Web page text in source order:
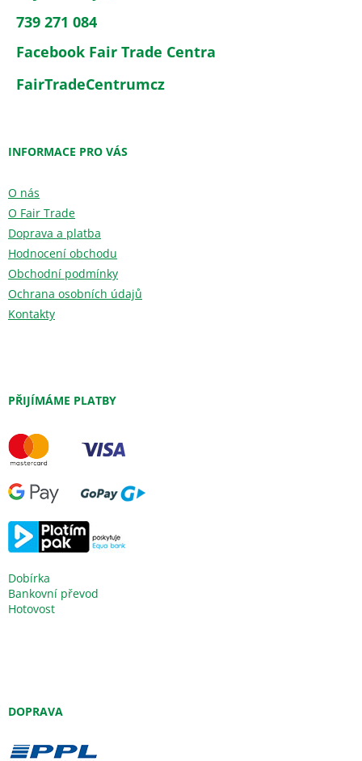
739 271 084
Facebook Fair Trade Centra
FairTradeCentrumcz
INFORMACE PRO VÁS
O nás
O Fair Trade
Doprava a platba
Hodnocení obchodu
Obchodní podmínky
Ochrana osobních údajů
Kontakty
PŘIJÍMÁME PLATBY
Dobírka
Bankovní převod
Hotovost
DOPRAVA